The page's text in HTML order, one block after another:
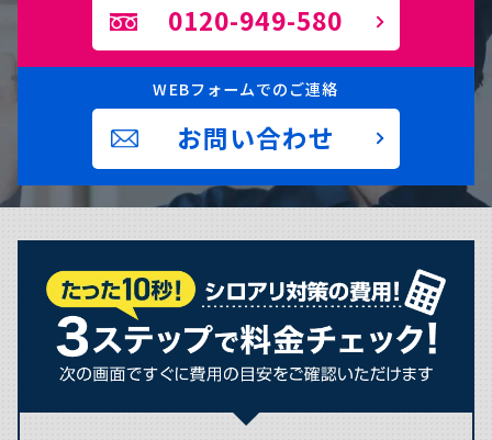
0120-949-580
WEBフォームでのご連絡
お問い合わせ